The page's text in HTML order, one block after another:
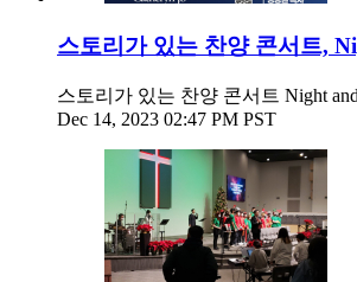
스토리가 있는 찬양 콘서트,
스토리가 있는 찬양 콘서트 Night
Dec 14, 2023 02:47 PM PST